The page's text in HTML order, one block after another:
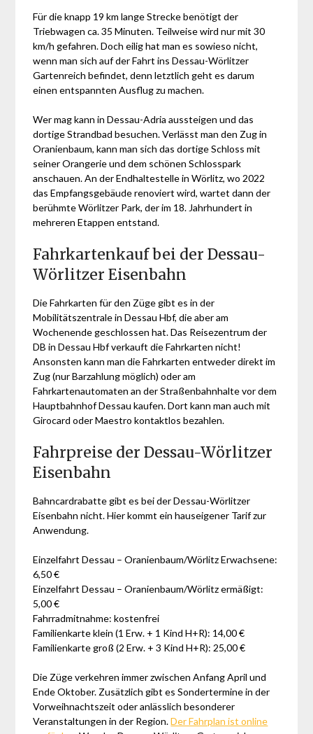
Für die knapp 19 km lange Strecke benötigt der
Triebwagen ca. 35 Minuten. Teilweise wird nur mit 30
km/h gefahren. Doch eilig hat man es sowieso nicht,
wenn man sich auf der Fahrt ins Dessau-Wörlitzer
Gartenreich befindet, denn letztlich geht es darum
einen entspannten Ausflug zu machen.
Wer mag kann in Dessau-Adria aussteigen und das
dortige Strandbad besuchen. Verlässt man den Zug in
Oranienbaum, kann man sich das dortige Schloss mit
seiner Orangerie und dem schönen Schlosspark
anschauen. An der Endhaltestelle in Wörlitz, wo 2022
das Empfangsgebäude renoviert wird, wartet dann der
berühmte Wörlitzer Park, der im 18. Jahrhundert in
mehreren Etappen entstand.
Fahrkartenkauf bei der Dessau-
Wörlitzer Eisenbahn
Die Fahrkarten für den Züge gibt es in der
Mobilitätszentrale in Dessau Hbf, die aber am
Wochenende geschlossen hat. Das Reisezentrum der
DB in Dessau Hbf verkauft die Fahrkarten nicht!
Ansonsten kann man die Fahrkarten entweder direkt im
Zug (nur Barzahlung möglich) oder am
Fahrkartenautomaten an der Straßenbahnhalte vor dem
Hauptbahnhof Dessau kaufen. Dort kann man auch mit
Girocard oder Maestro kontaktlos bezahlen.
Fahrpreise der Dessau-Wörlitzer
Eisenbahn
Bahncardrabatte gibt es bei der Dessau-Wörlitzer
Eisenbahn nicht. Hier kommt ein hauseigener Tarif zur
Anwendung.
Einzelfahrt Dessau – Oranienbaum/Wörlitz Erwachsene:
6,50 €
Einzelfahrt Dessau – Oranienbaum/Wörlitz ermäßigt:
5,00 €
Fahrradmitnahme: kostenfrei
Familienkarte klein (1 Erw. + 1 Kind H+R): 14,00 €
Familienkarte groß (2 Erw. + 3 Kind H+R): 25,00 €
Die Züge verkehren immer zwischen Anfang April und
Ende Oktober. Zusätzlich gibt es Sondertermine in der
Vorweihnachtszeit oder anlässlich besonderer
Veranstaltungen in der Region.Der Fahrplan ist online